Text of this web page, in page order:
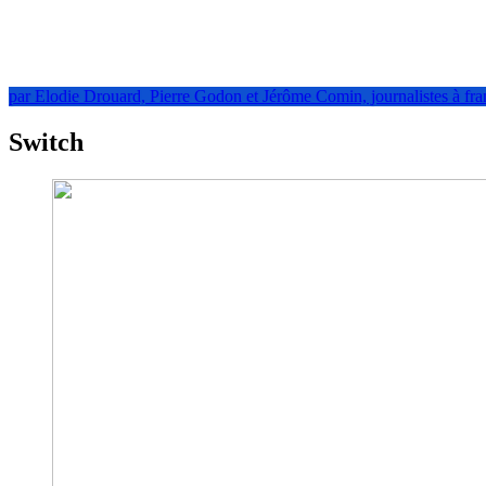
par Elodie Drouard, Pierre Godon et Jérôme Comin, journalistes à
Switch